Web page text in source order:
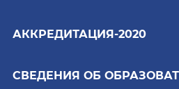
АККРЕДИТАЦИЯ-2020
СВЕДЕНИЯ ОБ